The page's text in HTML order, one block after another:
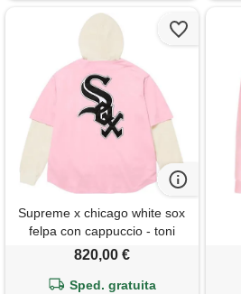
Supreme x chicago white sox
felpa con cappuccio - toni
neutri
820,00 €
Sped. gratuita